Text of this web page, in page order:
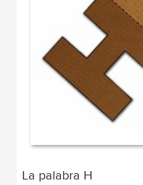
La palabra H